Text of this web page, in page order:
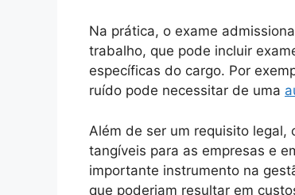
Na prática, o exame
trabalho, que pode incluir
específicas do cargo. Por
ruído pode necessitar de uma
Além de ser um requisito
tangíveis para as empresas e
importante instrumento na
que poderiam resultar em